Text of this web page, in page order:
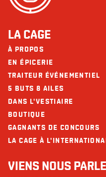
LA CAGE
À PROPOS
EN ÉPICERIE
TRAITEUR ÉVÉNEMENTIEL
5 BUTS 8 AILES
DANS L'VESTIAIRE
BOUTIQUE
GAGNANTS DE CONCOURS
LA CAGE À
VIENS NOUS